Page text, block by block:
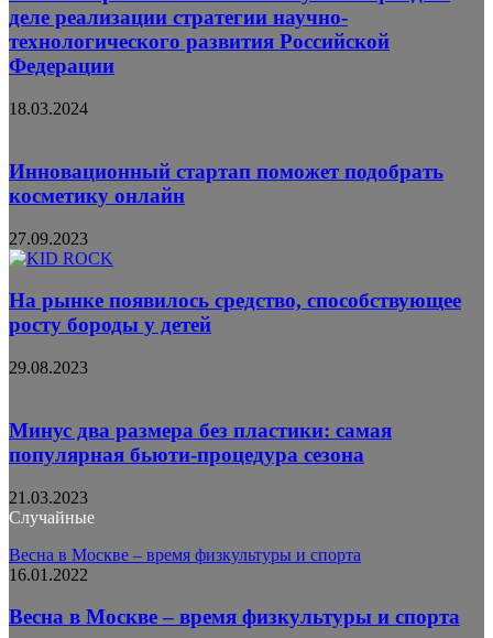
деле реализации стратегии научно-
технологического развития Российской
Федерации
18.03.2024
Инновационный стартап поможет подобрать
косметику онлайн
27.09.2023
На рынке появилось средство, способствующее
росту бороды у детей
29.08.2023
Минус два размера без пластики: самая
популярная бьюти-процедура сезона
21.03.2023
Случайные
Весна в Москве – время физкультуры и спорта
16.01.2022
Весна в Москве – время физкультуры и спорта